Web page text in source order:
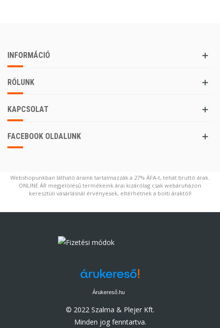
INFORMÁCIÓ
RÓLUNK
KAPCSOLAT
FACEBOOK OLDALUNK
Webshopunkban látható áraink tartalmazzák a 27% ÁFA-t, tehát bruttó árak.
ONLINE ÁR megjelölésű termékeink árai kizárólag csak webáruházon
keresztüli vásárlásnál érvényesek, eltérhetnek a bolti áraktól!
Árukereső.hu
© 2022 Szalma & Plejer Kft.
Minden jog fenntartva.